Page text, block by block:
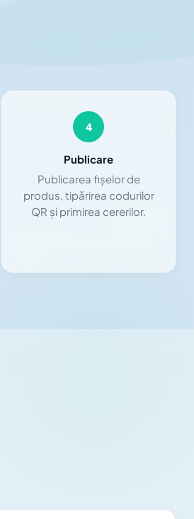
4
Publicare
Publicarea fișelor de
produs, tipărirea codurilor
QR și primirea cererilor.